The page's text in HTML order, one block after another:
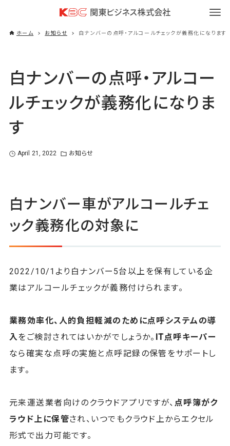
ホーム お知らせ 白ナンバーの点呼・アルコールチェックが義務化になります
白ナンバーの点呼・アルコー
ルチェックが義務化になりま
す
April 21, 2022 お知らせ
白ナンバー車がアルコールチェ
ック義務化の対象に
2022/10/1より白ナンバー5台以上を保有している企
業はアルコールチェックが義務付けられます。
業務効率化、人的負担軽減のために点呼システムの導
入をご検討されてはいかがでしょうか。 IT点呼キーパー
なら確実な点呼の実施と点呼記録の保管をサポートし
ます。
元来運送業者向けのクラウドアプリですが、 点呼簿がク
ラウド上に保管され、いつでもクラウド上からエクセル
形式で出力可能です。